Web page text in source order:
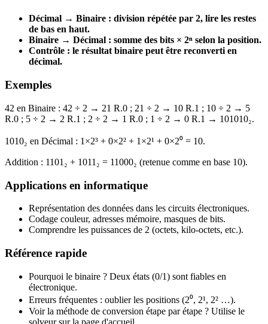
Décimal → Binaire : division répétée par 2, lire les restes
de bas en haut.
Binaire → Décimal : somme des bits × 2ⁿ selon la position.
Contrôle : le résultat binaire peut être reconverti en
décimal.
Exemples
42 en Binaire : 42 ÷ 2 → 21 R.0 ; 21 ÷ 2 → 10 R.1 ; 10 ÷ 2 → 5
R.0 ; 5 ÷ 2 → 2 R.1 ; 2 ÷ 2 → 1 R.0 ; 1 ÷ 2 → 0 R.1 → 101010₂.
1010₂ en Décimal : 1×2³ + 0×2² + 1×2¹ + 0×2⁰ = 10.
Addition : 1101₂ + 1011₂ = 11000₂ (retenue comme en base 10).
Applications en informatique
Représentation des données dans les circuits électroniques.
Codage couleur, adresses mémoire, masques de bits.
Comprendre les puissances de 2 (octets, kilo-octets, etc.).
Référence rapide
Pourquoi le binaire ? Deux états (0/1) sont fiables en
électronique.
Erreurs fréquentes : oublier les positions (2⁰, 2¹, 2² …).
Voir la méthode de conversion étape par étape ? Utilise le
solveur sur la page d'accueil.